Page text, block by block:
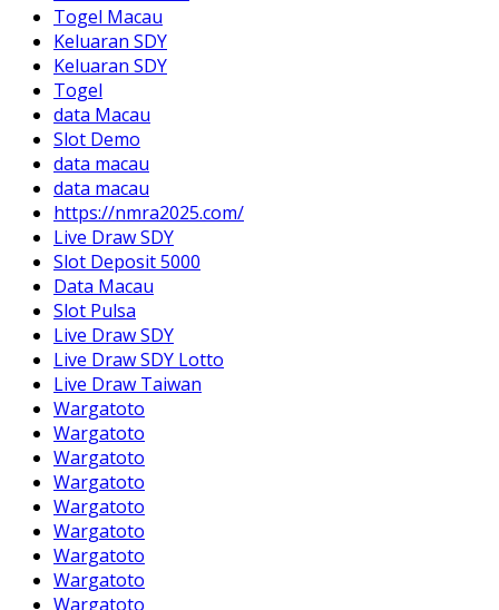
Togel Macau
Keluaran SDY
Keluaran SDY
Togel
data Macau
Slot Demo
data macau
data macau
https://nmra2025.com/
Live Draw SDY
Slot Deposit 5000
Data Macau
Slot Pulsa
Live Draw SDY
Live Draw SDY Lotto
Live Draw Taiwan
Wargatoto
Wargatoto
Wargatoto
Wargatoto
Wargatoto
Wargatoto
Wargatoto
Wargatoto
Wargatoto